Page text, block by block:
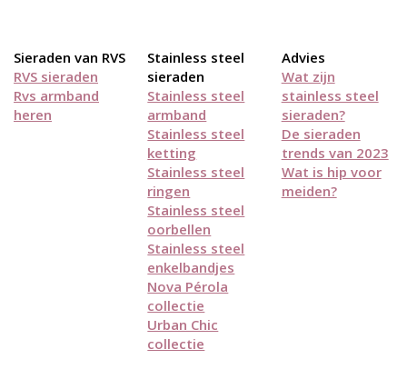
Sieraden van RVS
RVS sieraden
Rvs armband
heren
Stainless steel
sieraden
Stainless steel
armband
Stainless steel
ketting
Stainless steel
ringen
Stainless steel
oorbellen
Stainless steel
enkelbandjes
Nova Pérola
collectie
Urban Chic
collectie
Advies
Wat zijn
stainless steel
sieraden?
De sieraden
trends van 2023
Wat is hip voor
meiden?